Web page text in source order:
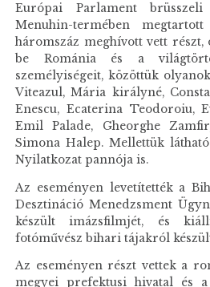
Európai Parlament brüsszeli
Menuhin-termében
háromszáz meghívott vett
be Románia és a
személyiségeit, közöttük
Viteazul, Mária királyné,
Enescu, Ecaterina Teodoroiu,
Emil Palade, Gheorghe
Simona Halep. Mellettük
Nyilatkozat pannója is.
Az eseményen levetítették a
Desztináció Menedzsment
készült imázsfilmjét, és
fotóművész bihari tájakról
Az eseményen részt vettek a
megyei prefektusi hivatal és